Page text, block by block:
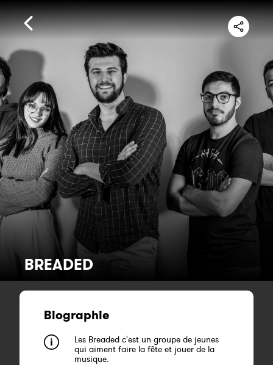
BREADED
Biographie
Les Breaded c'est un groupe de jeunes
qui aiment faire la fête et jouer de la
musique.